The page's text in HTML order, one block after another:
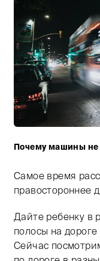
Почему машины не
Самое время
правостороннее
Дайте ребенку в
полосы на
Сейчас